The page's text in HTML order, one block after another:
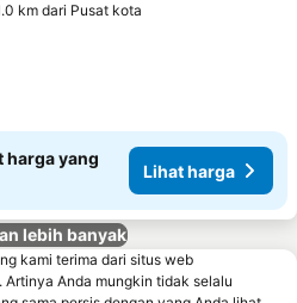
km dari Pusat kota
harga yang
Lihat harga
lebih banyak
kami terima dari situs web
Artinya Anda mungkin tidak selalu